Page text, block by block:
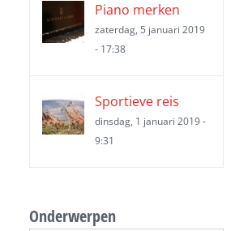
Piano merken
zaterdag, 5 januari 2019
- 17:38
Sportieve reis
dinsdag, 1 januari 2019 -
9:31
Onderwerpen